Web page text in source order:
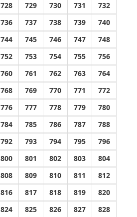
728 729 730 731
732
736 737 738 739
740
744 745 746 747
748
752 753 754 755
756
760 761 762 763
764
768 769 770 771
772
776 777 778 779
780
784 785 786 787
788
792 793 794 795
796
800 801 802 803
804
808 809 810 811
812
816 817 818 819
820
824 825 826 827
828